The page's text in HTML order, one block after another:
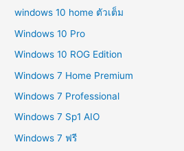
windows 10 home ตัวเต็ม
Windows 10 Pro
Windows 10 ROG Edition
Windows 7 Home Premium
Windows 7 Professional
Windows 7 Sp1 AIO
Windows 7 ฟรี